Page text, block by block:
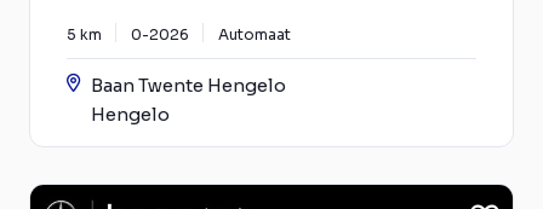
5 km 0-2026 Automaat
Baan Twente Hengelo
Hengelo